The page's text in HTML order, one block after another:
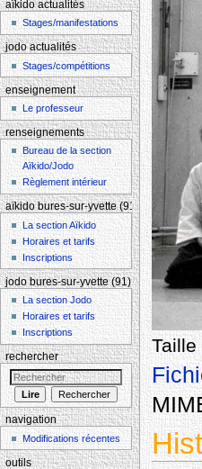
aïkido actualités
Stages/manifestations
jodo actualités
Stages/compétitions
enseignement
Le professeur
renseignements
Bureau de la section
Aïkido/Jodo
Règlement intérieur
aïkido bures-sur-yvette (91)
La section Aïkido
Horaires et tarifs
Inscriptions
jodo bures-sur-yvette (91)
La section Jodo
Horaires et tarifs
Inscriptions
rechercher
navigation
Modifications récentes
outils